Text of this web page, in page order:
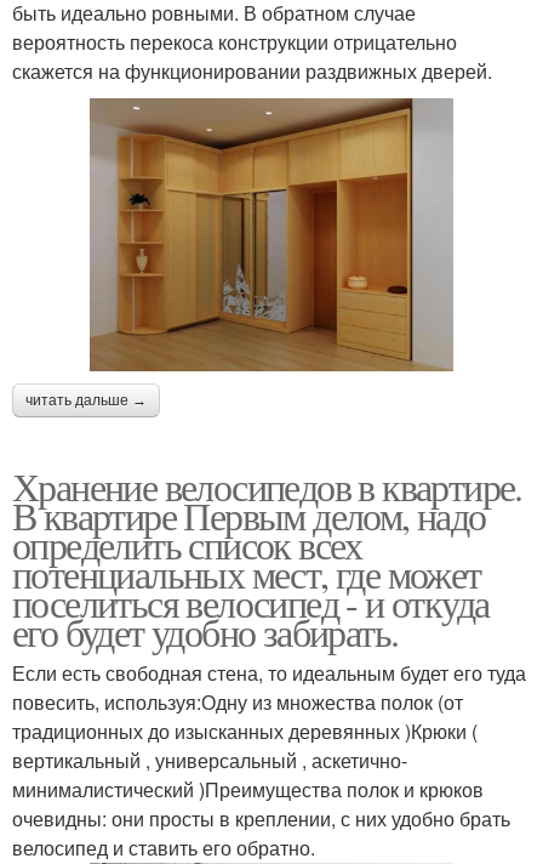
быть идеально ровными. В обратном случае
вероятность перекоса конструкции отрицательно
скажется на функционировании раздвижных дверей.
читать дальше →
Хранение велосипедов в квартире.
В квартире Первым делом, надо
определить список всех
потенциальных мест, где может
поселиться велосипед - и откуда
его будет удобно забирать.
Если есть свободная стена, то идеальным будет его туда
повесить, используя:Одну из множества полок (от
традиционных до изысканных деревянных )Крюки (
вертикальный , универсальный , аскетично-
минималистический )Преимущества полок и крюков
очевидны: они просты в креплении, с них удобно брать
велосипед и ставить его обратно.